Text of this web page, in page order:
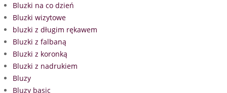
Bluzki na co dzień
Bluzki wizytowe
bluzki z długim rękawem
Bluzki z falbaną
Bluzki z koronką
Bluzki z nadrukiem
Bluzy
Bluzy basic